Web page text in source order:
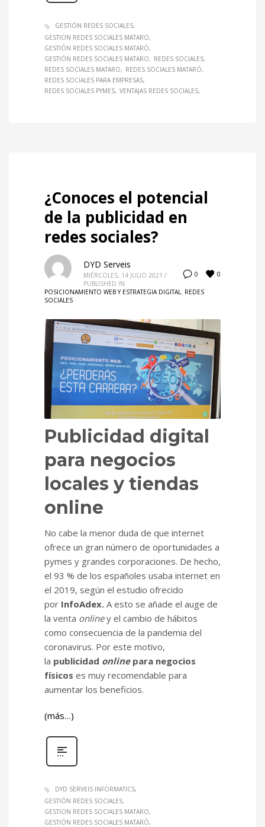
GESTIÓN REDES SOCIALES
GESTION REDES SOCIALES MATARO
GESTIÓN REDES SOCIALES MATARÓ
GESTIÓN REDES SOCIALES MATARO
REDES SOCIALES
REDES SOCIALES MATARO
REDES SOCIALES MATARÓ
REDES SOCIALES PARA EMPRESAS
REDES SOCIALES PYMES VENTAJAS REDES SOCIALES
¿Conoces el potencial
de la publicidad en
redes sociales?
0 0
DYD Serveis
MIÉRCOLES, 14 JULIO 2021 /
PUBLISHED IN
POSICIONAMIENTO WEB Y ESTRATEGIA DIGITAL , REDES
SOCIALES
Publicidad digital
para negocios
locales y tiendas
online
No cabe la menor duda de que internet
ofrece un gran número de oportunidades a
pymes y grandes corporaciones. De hecho,
el 93 % de los españoles usaba internet en
el 2019, según el estudio ofrecido
por InfoAdex. A esto se añade el auge de
la venta onliney el cambio de hábitos
como consecuencia de la pandemia del
coronavirus. Por este motivo,
la publicidad online para negocios
físicos es muy recomendable para
aumentar los beneficios.
(más…)
DYD SERVEIS INFORMATICS
GESTIÓN REDES SOCIALES
GESTION REDES SOCIALES MATARO
GESTIÓN REDES SOCIALES MATARÓ